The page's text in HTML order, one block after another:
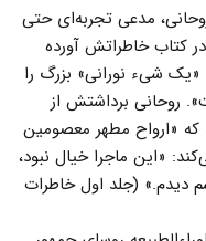
مدعی تجربه‌ای حتی
کتاب خاطراتش آورده
شیء نورانی» بزرگ را
روحانی برداشتش از
«ارواح مطهر معصومین
«این ماجرا خیال نبود،
دیدم.» (جلد اول خاطرات